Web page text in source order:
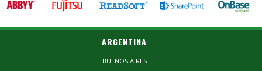
ARGENTINA
BUENOS AIRES